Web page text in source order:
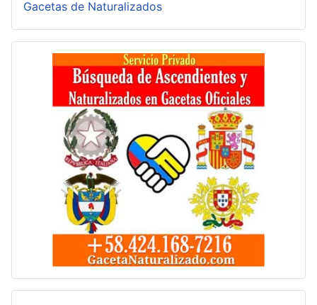
Gacetas de Naturalizados